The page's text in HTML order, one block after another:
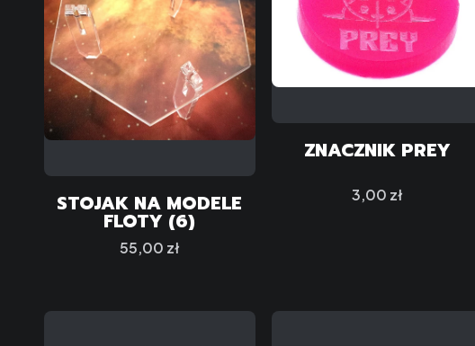
STOJAK NA MODELE
FLOTY (6)
Cena
55,00 zł
ZNACZNIK PREY
Cena
3,00 zł